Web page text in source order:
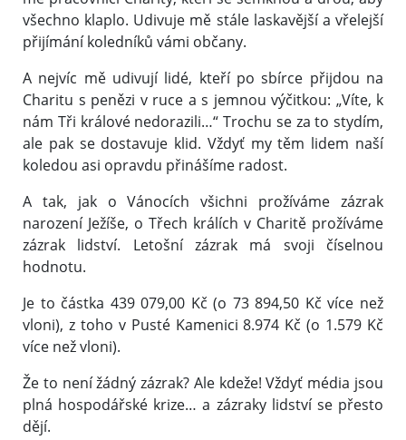
všechno klaplo. Udivuje mě stále laskavější a vřelejší
přijímání koledníků vámi občany.
A nejvíc mě udivují lidé, kteří po sbírce přijdou na
Charitu s penězi v ruce a s jemnou výčitkou: „Víte, k
nám Tři králové nedorazili…“ Trochu se za to stydím,
ale pak se dostavuje klid. Vždyť my těm lidem naší
koledou asi opravdu přinášíme radost.
A tak, jak o Vánocích všichni prožíváme zázrak
narození Ježíše, o Třech králích v Charitě prožíváme
zázrak lidství. Letošní zázrak má svoji číselnou
hodnotu.
Je to částka 439 079,00 Kč (o 73 894,50 Kč více než
vloni), z toho v Pusté Kamenici 8.974 Kč (o 1.579 Kč
více než vloni).
Že to není žádný zázrak? Ale kdeže! Vždyť média jsou
plná hospodářské krize… a zázraky lidství se přesto
dějí.